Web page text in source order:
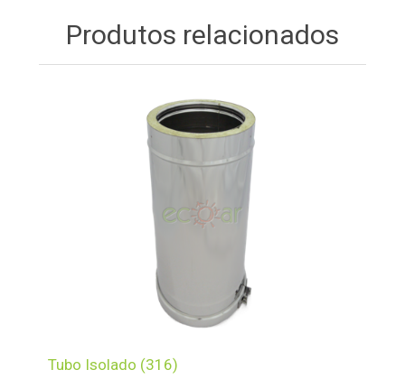
Produtos relacionados
Tubo Isolado (316)